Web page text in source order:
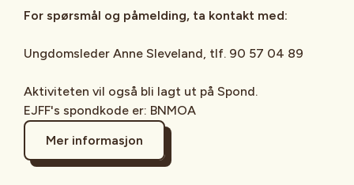
For spørsmål og påmelding, ta kontakt med:
Ungdomsleder Anne Sleveland, tlf. 90 57 04 89
Aktiviteten vil også bli lagt ut på Spond.
EJFF's spondkode er: BNMOA
Mer informasjon